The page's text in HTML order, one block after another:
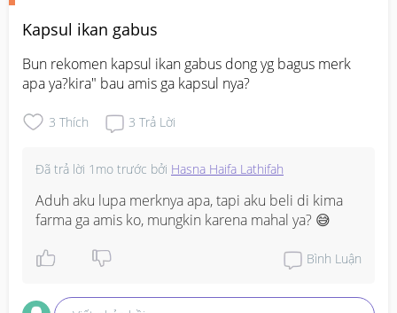
Kapsul ikan gabus
Bun rekomen kapsul ikan gabus dong yg bagus merk
apa ya?kira" bau amis ga kapsul nya?
3 Thích 3 Trả Lời
Đã trả lời 1mo trước bởi Hasna Haifa Lathifah
Aduh aku lupa merknya apa, tapi aku beli di kima
farma ga amis ko, mungkin karena mahal ya? 😅
Bình Luận